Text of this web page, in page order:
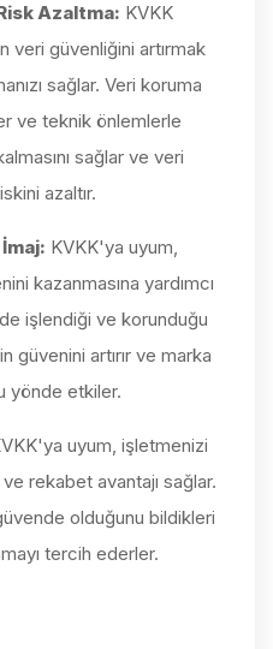
Azaltma: KVKK
veri güvenliğini artırmak
sağlar. Veri koruma
ve teknik önlemlerle
sağlar ve veri
azaltır.
KVKK'ya uyum,
kazanmasına yardımcı
işlendiği ve korunduğu
güvenini artırır ve marka
yönde etkiler.
uyum, işletmenizi
rekabet avantajı sağlar.
olduğunu bildikleri
tercih ederler.